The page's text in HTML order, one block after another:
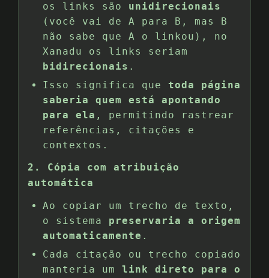
os links são unidirecionais
(você vai de A para B, mas B
não sabe que A o linkou), no
Xanadu os links seriam
bidirecionais .
Isso significa que toda página
saberia quem está apontando
para ela , permitindo rastrear
referências, citações e
contextos.
2. Cópia com atribuição
automática
Ao copiar um trecho de texto,
o sistema preservaria a origem
automaticamente .
Cada citação ou trecho copiado
manteria um link direto para o